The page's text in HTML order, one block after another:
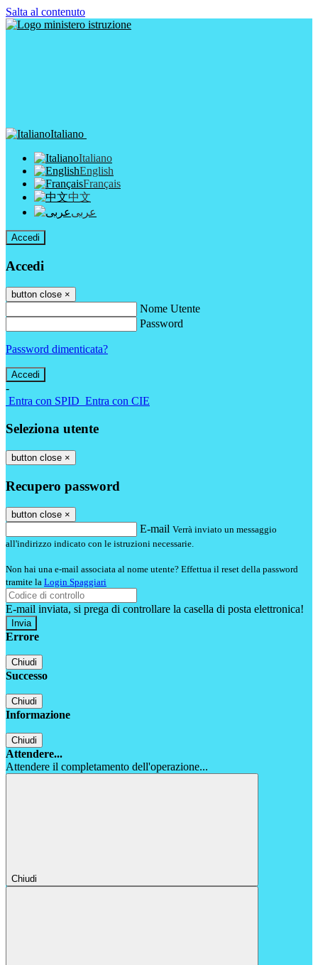
Salta al contenuto
Italiano
Italiano
English
Français
中文
عربى
Accedi
Accedi
button close ×
Nome Utente
Password
Password dimenticata?
-
Entra con SPID Entra con CIE
Seleziona utente
button close ×
Recupero password
button close ×
E-mail Verrà inviato un messaggio
all'indirizzo indicato con le istruzioni necessarie.
Non hai una e-mail associata al nome utente? Effettua il reset della password
tramite la Login Spaggiari
E-mail inviata, si prega di controllare la casella di posta elettronica!
Errore
Chiudi
Successo
Chiudi
Informazione
Chiudi
Attendere...
Attendere il completamento dell'operazione...
Chiudi